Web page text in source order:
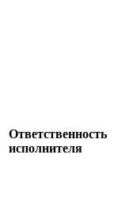
Ответственность
исполнителя